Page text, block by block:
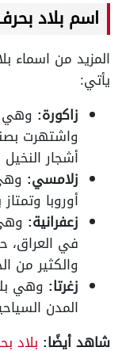
اسم بلاد
المزيد من اسماء
يأتي:
زاكورة: وهي
واشتهرت
أشجار
زلامسي:
أوروبا
زعفرانية:
في العراق،
والكثير من
زغرتا: وهي
المدن
شاهد أيضًا: بلاد